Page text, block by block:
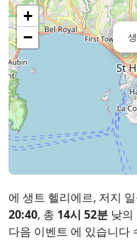
+
−
에 생트 헬리에르, 저지
20:40, 총 14시 52분 낮
다음 이벤트 에 있습니